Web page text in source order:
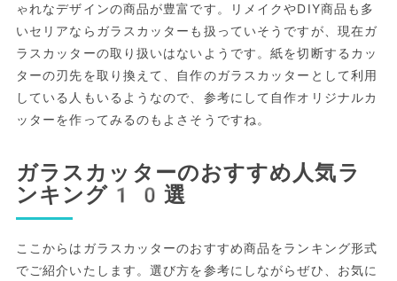
ゃれなデザインの商品が豊富です。リメイクやDIY商品も多
いセリアならガラスカッターも扱っていそうですが、現在ガ
ラスカッターの取り扱いはないようです。紙を切断するカッ
ターの刃先を取り換えて、自作のガラスカッターとして利用
している人もいるようなので、参考にして自作オリジナルカ
ッターを作ってみるのもよさそうですね。
ガラスカッターのおすすめ人気ラ
ンキング10選
ここからはガラスカッターのおすすめ商品をランキング形式
でご紹介いたします。選び方を参考にしながらぜひ、お気に